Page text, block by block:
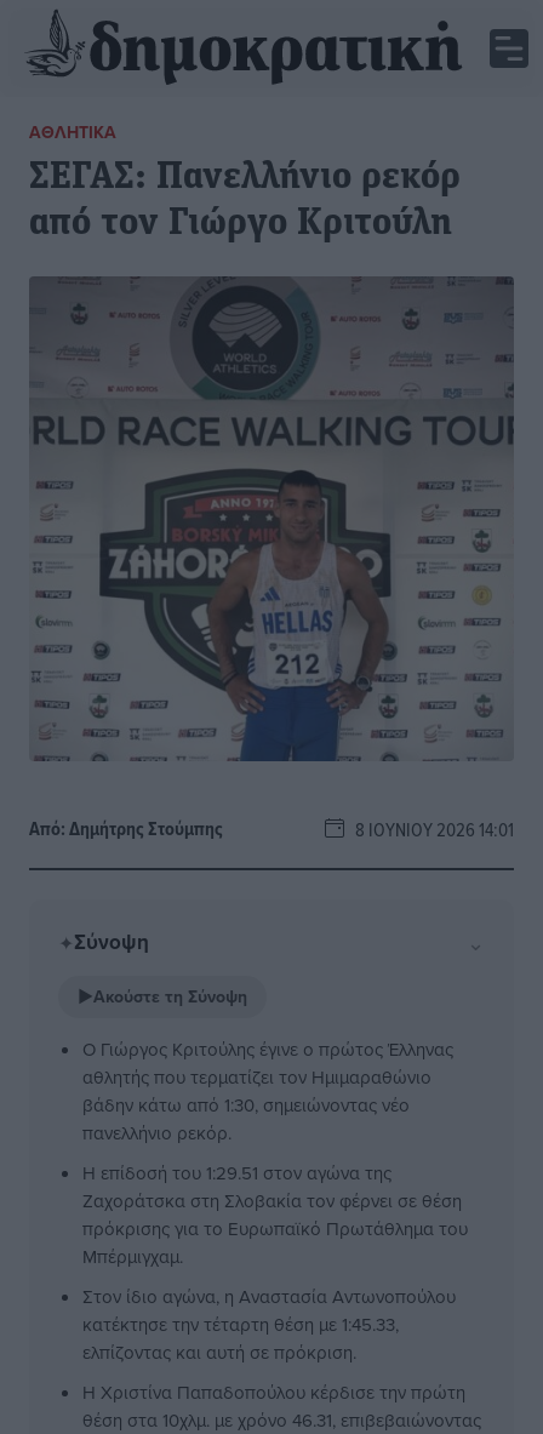
ΑΘΛΗΤΙΚΆ
ΣΕΓΑΣ: Πανελλήνιο ρεκόρ
από τον Γιώργο Κριτούλη
Από:Δημήτρης Στούμπης 8 ΙΟΥΝΊΟΥ 2026 14:01
✦Σύνοψη ⌄
▶Ακούστε τη Σύνοψη
Ο Γιώργος Κριτούλης έγινε ο πρώτος Έλληνας
αθλητής που τερματίζει τον Ημιμαραθώνιο
βάδην κάτω από 1:30, σημειώνοντας νέο
πανελλήνιο ρεκόρ.
Η επίδοσή του 1:29.51 στον αγώνα της
Ζαχοράτσκα στη Σλοβακία τον φέρνει σε θέση
πρόκρισης για το Ευρωπαϊκό Πρωτάθλημα του
Μπέρμιγχαμ.
Στον ίδιο αγώνα, η Αναστασία Αντωνοπούλου
κατέκτησε την τέταρτη θέση με 1:45.33,
ελπίζοντας και αυτή σε πρόκριση.
Η Χριστίνα Παπαδοπούλου κέρδισε την πρώτη
θέση στα 10χλμ. με χρόνο 46.31, επιβεβαιώνοντας